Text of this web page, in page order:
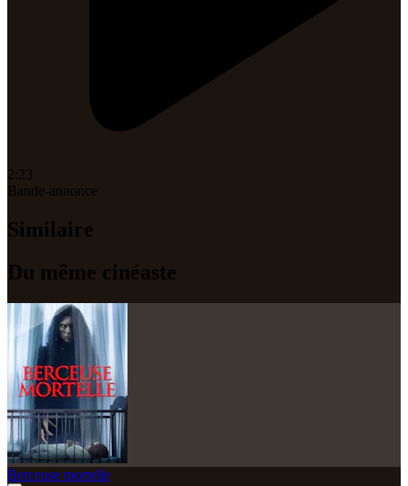
2:23
Bande-annonce
Similaire
Du même cinéaste
Berceuse mortelle